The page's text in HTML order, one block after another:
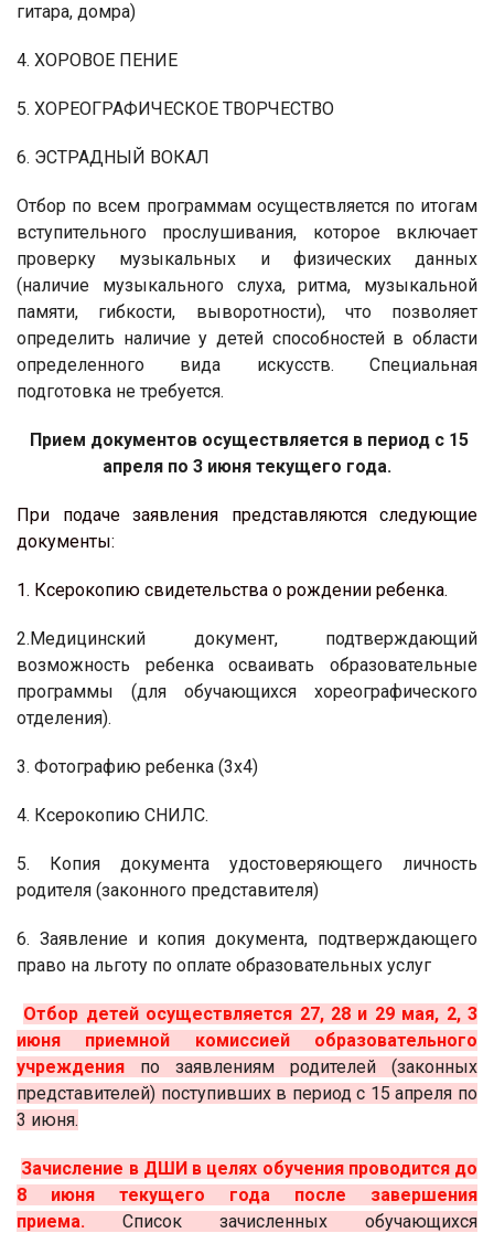
гитара, домра)
4. ХОРОВОЕ ПЕНИЕ
5. ХОРЕОГРАФИЧЕСКОЕ ТВОРЧЕСТВО
6. ЭСТРАДНЫЙ ВОКАЛ
Отбор по всем программам осуществляется по итогам
вступительного прослушивания, которое включает
проверку музыкальных и физических данных
(наличие музыкального слуха, ритма, музыкальной
памяти, гибкости, выворотности), что позволяет
определить наличие у детей способностей в области
определенного вида искусств. Специальная
подготовка не требуется.
Прием документов осуществляется в период с 15
апреля по 3 июня текущего года.
При подаче заявления представляются следующие
документы:
1. Ксерокопию свидетельства о рождении ребенка.
2.Медицинский документ, подтверждающий
возможность ребенка осваивать образовательные
программы (для обучающихся хореографического
отделения).
3. Фотографию ребенка (3х4)
4. Ксерокопию СНИЛС.
5. Копия документа удостоверяющего личность
родителя (законного представителя)
6. Заявление и копия документа, подтверждающего
право на льготу по оплате образовательных услуг
Отбор детей осуществляется 27, 28 и 29 мая, 2, 3
июня приемной комиссией образовательного
учреждения по заявлениям родителей (законных
представителей) поступивших в период с 15 апреля по
3 июня.
Зачисление в ДШИ в целях обучения проводится до
8 июня текущего года после завершения
приема. Список зачисленных обучающихся